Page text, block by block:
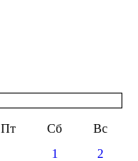
Пт Сб
Вс
1
2